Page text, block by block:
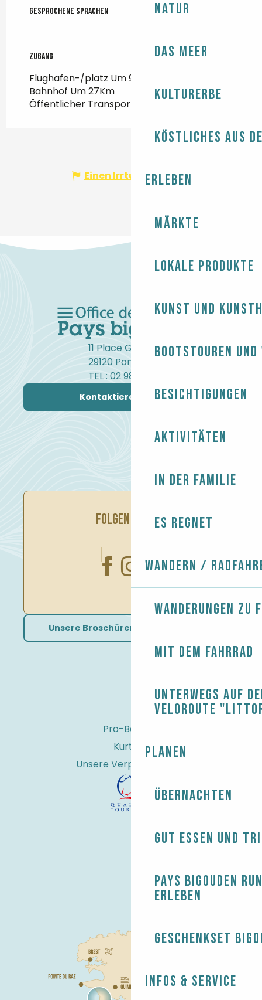
Natur
Das Meer
Kulturerbe
Köstliches aus
Erleben
Märkte
Lokale Produkte
Kunst und
Bootstouren
Besichtigungen
Aktivitäten
In der Familie
Es regnet
Wandern /
Wanderungen zu
Mit dem Fahrrad
Unterwegs auf
Veloroute
Planen
Übernachten
Gut essen und
Pays Bigouden
erleben
Geschenkset
Infos & Service
Gesprochene Sprachen
Gesprochene Sprachen
Zugang
Zugang
Flughafen-/platz Um 95Km
Bahnhof Um 27Km
Öffentlicher Transport Um 400m
Einen Irrtum angeben
11 Place Gambetta
29120 Pont-l'Abbé
TEL : 02 98 82 37 99
Kontaktieren Sie uns
FOLGEN SIE UNS
Unsere Broschüren herunterladen
Pro-Bereich
Kurtaxe
Unsere Verpflichtungen